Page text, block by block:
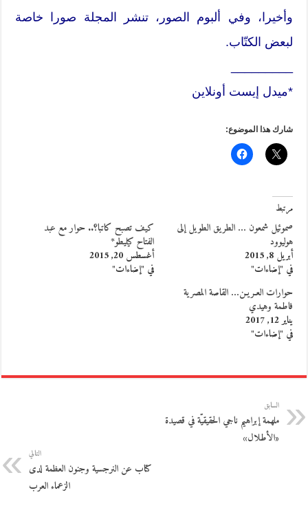
وأخيرا، وفي ألبوم الصور، تنشر المجلة صورا خاصة
لبعض الكتّاب.
*ميدل إيست أونلاين
شارك هذا الموضوع:
مرتبط
صموئيل شمعون … الطريق الطويل إلى
هوليوود
أبريل 8, 2015
في "إضاءات"
كيف تصبح كاتبا؟.. حوار مع عبد
الفتاح كيليطو*
أغسطس 20, 2015
في "إضاءات"
حوارات العـريـن… القاصة المصرية
فاطمة وهيدي
يناير 12, 2017
في "إضاءات"
السابق
ملهمة إبراهيم ناجي الحقيقيّة في قصيدة
«الأطلال»
التالي
كتاب عن النرجسية وجنون العظمة لدى
الزعماء العرب